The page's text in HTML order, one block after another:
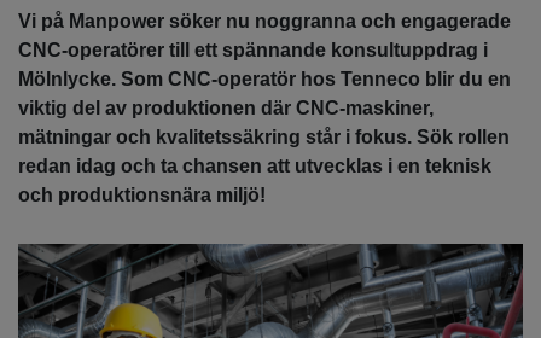
Vi på Manpower söker nu noggranna och engagerade
CNC-operatörer till ett spännande konsultuppdrag i
Mölnlycke. Som CNC-operatör hos Tenneco blir du en
viktig del av produktionen där CNC-maskiner,
mätningar och kvalitetssäkring står i fokus. Sök rollen
redan idag och ta chansen att utvecklas i en teknisk
och produktionsnära miljö!